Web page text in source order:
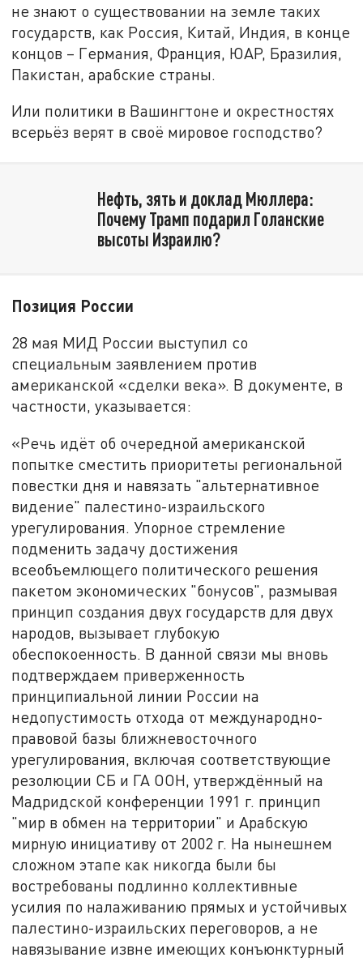
не знают о существовании на земле таких
государств, как Россия, Китай, Индия, в конце
концов – Германия, Франция, ЮАР, Бразилия,
Пакистан, арабские страны.
Или политики в Вашингтоне и окрестностях
всерьёз верят в своё мировое господство?
Нефть, зять и доклад Мюллера:
Почему Трамп подарил Голанские
высоты Израилю?
Позиция России
28 мая МИД России выступил со
специальным заявлением против
американской «сделки века». В документе, в
частности, указывается:
«Речь идёт об очередной американской
попытке сместить приоритеты региональной
повестки дня и навязать "альтернативное
видение" палестино-израильского
урегулирования. Упорное стремление
подменить задачу достижения
всеобъемлющего политического решения
пакетом экономических "бонусов", размывая
принцип создания двух государств для двух
народов, вызывает глубокую
обеспокоенность. В данной связи мы вновь
подтверждаем приверженность
принципиальной линии России на
недопустимость отхода от международно-
правовой базы ближневосточного
урегулирования, включая соответствующие
резолюции СБ и ГА ООН, утверждённый на
Мадридской конференции 1991 г. принцип
"мир в обмен на территории" и Арабскую
мирную инициативу от 2002 г. На нынешнем
сложном этапе как никогда были бы
востребованы подлинно коллективные
усилия по налаживанию прямых и устойчивых
палестино-израильских переговоров, а не
навязывание извне имеющих конъюнктурный